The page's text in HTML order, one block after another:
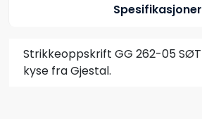
Spesifikasjoner
Strikkeoppskrift GG 262-05
kyse fra Gjestal.